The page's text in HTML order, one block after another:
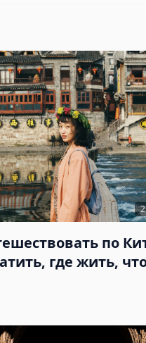
по
где жить,